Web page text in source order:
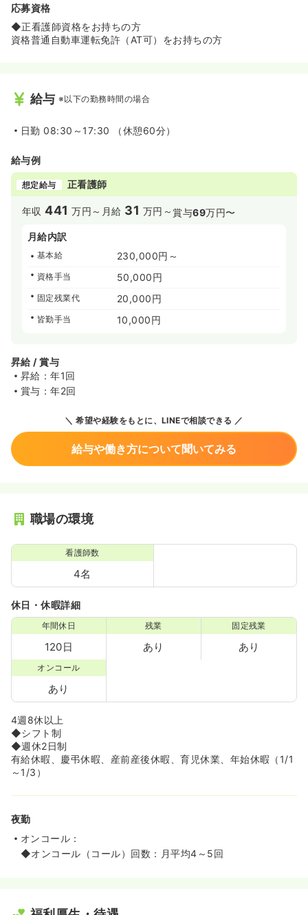
応募資格
◆正看護師資格をお持ちの方
資格普通自動車運転免許（AT可）をお持ちの方
給与 ※以下の勤務時間の場合
日勤 08:30～17:30 （休憩60分）
給与例
想定給与 正看護師
年収441 万円～ 月給 31 万円～賞与69万円〜
月給内訳
基本給 230,000円～
資格手当 50,000円
固定残業代 20,000円
皆勤手当 10,000円
昇給 / 賞与
昇給：年1回
賞与：年2回
希望や経験をもとに、LINEで相談できる
給与や働き方について聞いてみる
職場の環境
看護師数
4名
休日・休暇詳細
年間休日
120日
残業
あり
固定残業
あり
オンコール
あり
4週8休以上
◆シフト制
◆週休2日制
有給休暇、慶弔休暇、産前産後休暇、育児休業、年始休暇（1/1
～1/3）
夜勤
オンコール：
◆オンコール（コール）回数：月平均4～5回